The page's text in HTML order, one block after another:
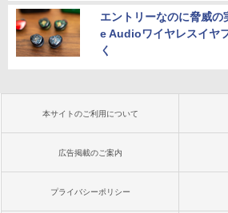
エントリーなのに脅威
e Audioワイヤレスイヤ
く
本サイトのご利用について
広告掲載のご案内
プライバシーポリシー